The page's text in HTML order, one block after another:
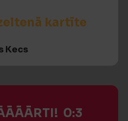
kartīte
Kecs
0:3